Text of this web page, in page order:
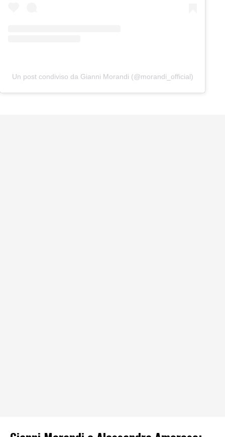
Un post condiviso da Gianni Morandi (@morandi_official)